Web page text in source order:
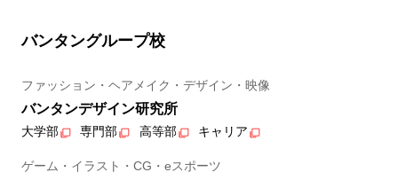
バンタングループ校
ファッション・ヘアメイク・デザイン・映像
バンタンデザイン研究所
大学部 専門部 高等部 キャリア
ゲーム・イラスト・CG・eスポーツ